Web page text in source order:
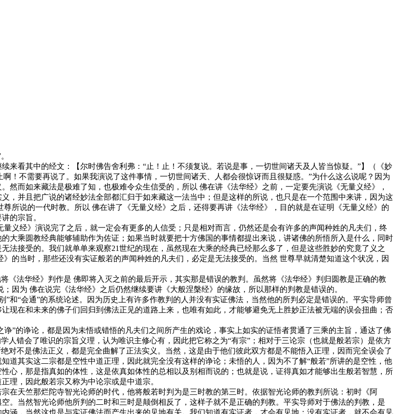
看其中的经文：【尔时佛告舍利弗：“止！止！不须复说。若说是事，一切世间诸天及人皆当惊疑。”】（《妙
！不需要再说了。如果我演说了这件事情，一切世间诸天、人都会很惊讶而且很疑惑。”为什么这么说呢？因为
然而如来藏法是极难了知，也极难令众生信受的，所以 佛在讲《法华经》之前，一定要先演说《无量义经》，
，并且把广说的诸经妙法全部都汇归于如来藏这一法当中；但是这样的所说，也只是在一个范围中来讲，因为这
所说的一代时教。所以 佛在讲了《无量义经》之后，还得要再讲《法华经》，目的就是在证明《无量义经》的
的宗旨。
经》演说完了之后，就一定会有更多的人信受；只是相对而言，仍然还是会有许多的声闻种姓的凡夫们，终
大乘圆教经典能够辅助作为佐证；如果当时就要把十方佛国的事情都提出来说，讲诸佛的所悟所入是什么，同时
法接受的。我们就单单来观察21世纪的现在，虽然现在大乘的经典已经那么多了，但是这些胜妙的究竟了义之
的当时，那些还没有实证般若的声闻种姓的凡夫们，必定是无法接受的。当然 世尊早就清楚知道这个状况，因
法华经》判作是 佛即将入灭之前的最后开示，其实那是错误的教判。虽然将《法华经》判归圆教是正确的教
因为 佛在说完《法华经》之后仍然继续要讲《大般涅槃经》的缘故，所以那样的判教是错误的。
“会通”的系统论述。因为历史上有许多作教判的人并没有实证佛法，当然他的所判必定是错误的。平实导师曾
现在和未来的佛子们回归到佛法正见的道路上来，也唯有如此，才能够避免无上胜妙正法被无端的误会扭曲；否
的诤论，都是因为未悟或错悟的凡夫们之间所产生的戏论，事实上如实的证悟者贯通了三乘的主旨，通达了佛
人错会了唯识的宗旨义理，认为唯识主修心有，因此把它称之为“有宗”；相对于三论宗（也就是般若宗）是依方
对不是佛法正义，都是完全曲解了正法实义。当然，这是由于他们彼此双方都是不能悟入正理，因而完全误会了
道其实这二宗都是空性中道正理，因此就完全没有这样的诤论；未悟的人，因为不了解“般若”所讲的是空性，他
心，那是指真如的体性，这是依真如体性的总相以及别相而说的；也就是说，证得真如才能够出生般若智慧，所
理，因此般若宗又称为中论宗或是中道宗。
天竺那烂陀寺智光论师的时代，他将般若时判为是三时教的第三时。依据智光论师的教判所说：初时《阿
。当然智光论师他所判的二时和三时是颠倒相反了，这样子就不是正确的判教。平实导师对于佛法的判教，是